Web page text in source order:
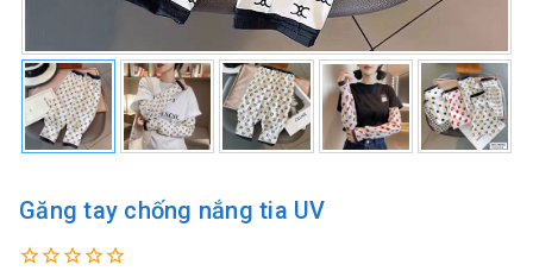
Găng tay chống nắng tia UV